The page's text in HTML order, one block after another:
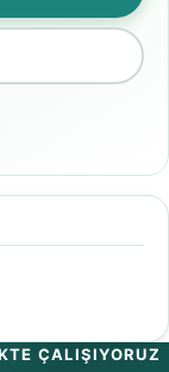
ÇALIŞIYORUZ